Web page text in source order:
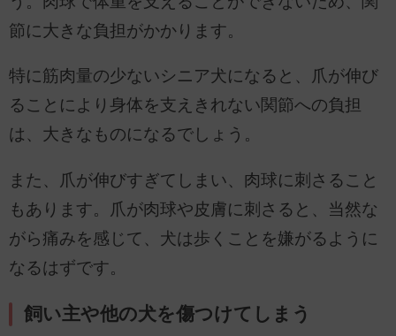
節に大きな負担がかかります。
特に筋肉量の少ないシニア犬になると、爪が伸び
ることにより身体を支えきれない関節への負担
は、大きなものになるでしょう。
また、爪が伸びすぎてしまい、肉球に刺さること
もあります。爪が肉球や皮膚に刺さると、当然な
がら痛みを感じて、犬は歩くことを嫌がるように
なるはずです。
飼い主や他の犬を傷つけてしまう